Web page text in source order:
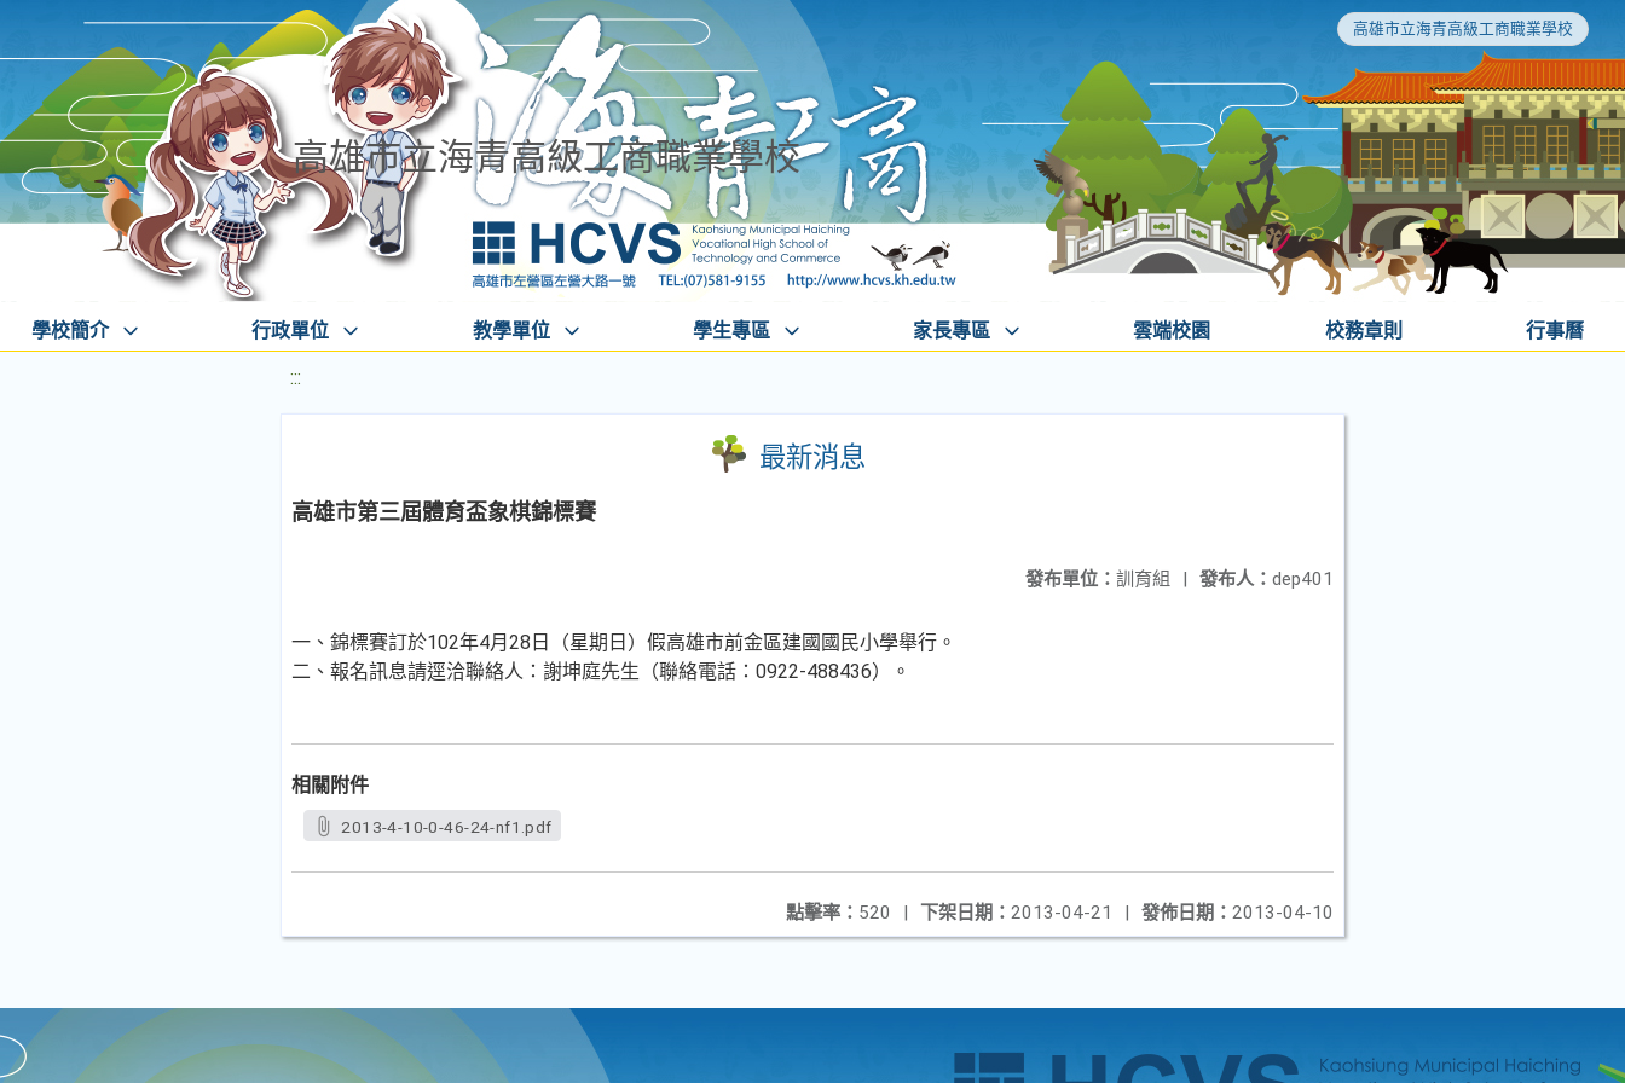
高雄市立海青高級工商職業學校
高雄市立海青高級工商職業學校
學校簡介 行政單位 教學單位 學生專區 家長專區 雲端校園 校務章則 行事曆
:::
最新消息
高雄市第三屆體育盃象棋錦標賽
發布人： dep401
發布單位： 訓育組 |
一、錦標賽訂於102年4月28日（星期日）假高雄市前金區建國國民小學舉行。
二、報名訊息請逕洽聯絡人：謝坤庭先生（聯絡電話：0922-488436）。
相關附件
2013-4-10-0-46-24-nf1.pdf
發佈日期： 2013-04-10
下架日期： 2013-04-21 |
點擊率： 520 |